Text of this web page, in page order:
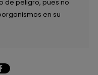
de peligro, pues no
en su